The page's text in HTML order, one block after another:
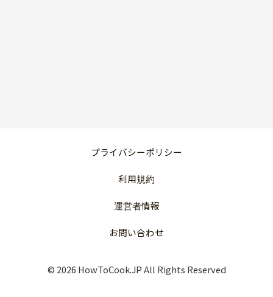
プライバシーポリシー
利用規約
運営者情報
お問い合わせ
© 2026 HowToCook.JP All Rights Reserved